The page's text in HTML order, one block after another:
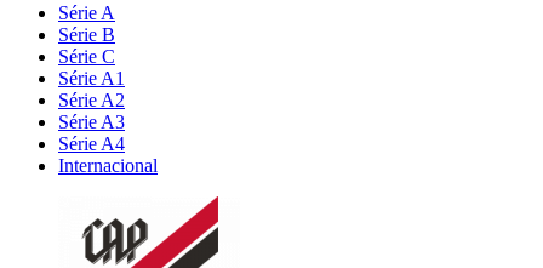
Série A
Série B
Série C
Série A1
Série A2
Série A3
Série A4
Internacional